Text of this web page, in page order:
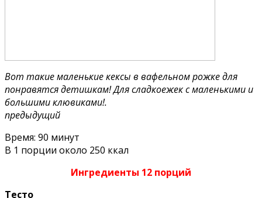
Вот такие маленькие кексы в вафельном рожке для
понравятся детишкам! Для сладкоежек с маленькими и
большими клювиками!.
предыдущий
Время: 90 минут
В 1 порции около 250 ккал
Ингредиенты 12 порций
Тесто